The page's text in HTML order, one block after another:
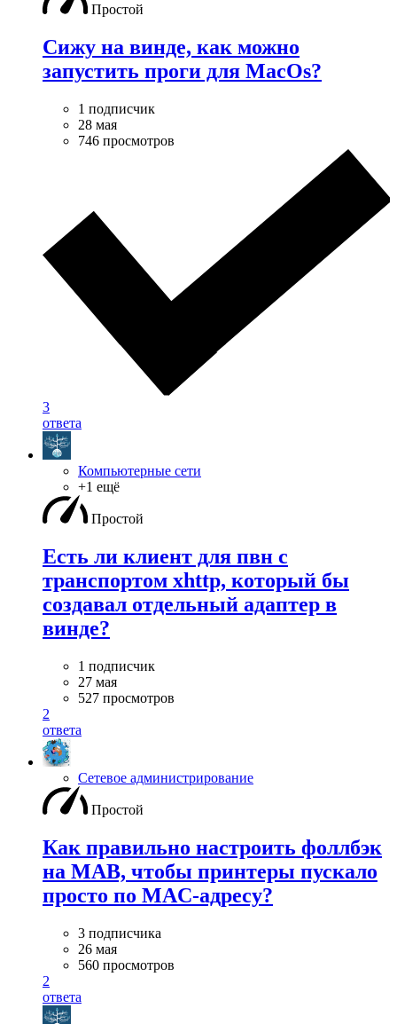
Простой
Сижу на винде, как можно
запустить проги для MacOs?
1 подписчик
28 мая
746 просмотров
3
ответа
Компьютерные сети
+1 ещё
Простой
Есть ли клиент для пвн с
транспортом xhttp, который бы
создавал отдельный адаптер в
винде?
1 подписчик
27 мая
527 просмотров
2
ответа
Сетевое администрирование
Простой
Как правильно настроить фоллбэк
на MAB, чтобы принтеры пускало
просто по MAC-адресу?
3 подписчика
26 мая
560 просмотров
2
ответа